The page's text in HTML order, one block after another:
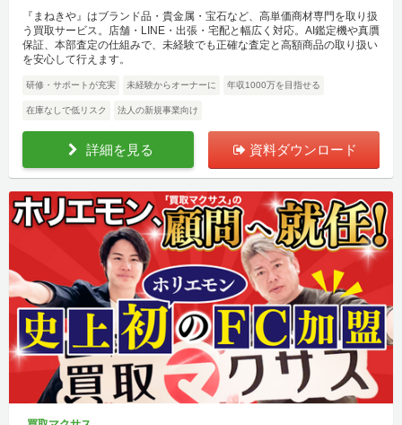
『まねきや』はブランド品・貴金属・宝石など、高単価商材専門を取り扱
う買取サービス。店舗・LINE・出張・宅配と幅広く対応。AI鑑定機や真贋
保証、本部査定の仕組みで、未経験でも正確な査定と高額商品の取り扱い
を安心して行えます。
研修・サポートが充実 未経験からオーナーに 年収1000万を目指せる
在庫なしで低リスク 法人の新規事業向け
詳細を見る 資料ダウンロード